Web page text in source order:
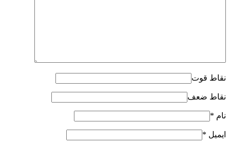
نقاط قوت
نقاط ضعف
نام *
ایمیل *